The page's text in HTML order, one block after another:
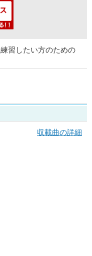
習したい方のための
収載曲の詳細